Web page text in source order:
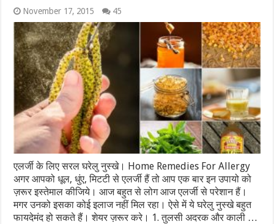
November 17, 2015 45
एलर्जी के लिए सरल घरेलु नुस्खे। Home Remedies For Allergy
अगर आपको धूल, धुंए, मिटटी से एलर्जी हैं तो आप एक बार इन उपायो को
ज़रूर इस्तेमाल कीजिये। आज बहुत से लोग आज एलर्जी से परेशान हैं।
मगर उनको इसका कोई इलाज नहीं मिल रहा। ऐसे में ये घरेलु नुस्खे बहुत
फायदेमंद हो सकते हैं। शेयर ज़रूर करे। 1. तुलसी अदरक और काली …